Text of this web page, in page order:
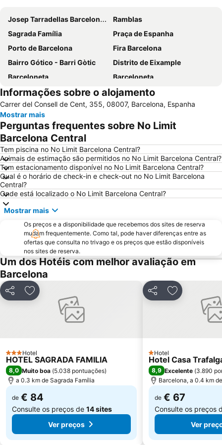
Josep Tarradellas Barcelona–El Prat Airport
Ramblas
Sagrada Família
Praça de Espanha
Porto de Barcelona
Fira Barcelona
Bairro Gótico - Barri Gòtic
Distrito de Eixample
Barceloneta
Barceloneta
Estádio Olímpico de Montjuïc
Camp Nou
Estació de Sants
Palácio Sant Jordi
Praça Catalunha
Sagrada Família Metro Station
La Dreta de l'Eixample
Metrô de Barcelona
Plaza Catalunya
Aeroport T1 Metro Station
Ciutat Vella
Catedral Basílica de Barcelona
Estació de Plaça Catalunya
Gràcia
Passeio de Gràcia
Circuit de Catalunya
El Born
El Poblenou
La Salut
Sants
Parque do Forum
Parque da Ciutadella
Mar Bella
Montjuïc
Casa Batlló
Arco do Triunfo
Recinto Ferial Gran Vía
Distrito Sarrià-Sant Gervasi
Sant Martí
Universidade de Barcelona
Mercado da Boqueria
Gran Via de les Corts Catalans
Informações sobre o alojamento
Carrer del Consell de Cent, 355, 08007, Barcelona, Espanha
Mostrar mais
Perguntas frequentes sobre No Limit
Barcelona Central
Tem piscina no No Limit Barcelona Central?
Animais de estimação são permitidos no No Limit Barcelona Central?
Tem estacionamento disponível no No Limit Barcelona Central?
Qual é o horário de check-in e check-out no No Limit Barcelona
Central?
Onde está localizado o No Limit Barcelona Central?
Mostrar mais
Os preços e a disponibilidade que recebemos dos sites de reserva
mudam frequentemente. Como tal, pode haver diferenças entre as
ofertas que consulta no trivago e os preços que estão disponíveis
nos sites de reserva.
Um dos Hotéis com melhor avaliação em
Barcelona
PartilharAdicionar aos favoritos
3 Estrelas
Hotel
HOTEL SAGRADA FAMILIA
8,0 Muito boa (5.038 pontuações)
a 0.3 km de Sagrada Família
de € 84
Consulte os preços de 14 sites
Ver preços
PartilharAdicionar
1 Estrelas
Hotel
Hotel Casa
8,9 Excelente (3.890
Barcelona, a 0.4 km
de € 67
Consulte os preços
Ver